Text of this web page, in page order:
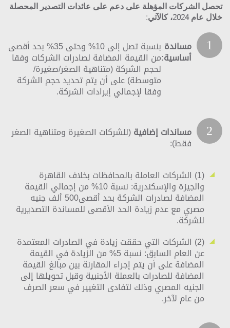
تحصل الشركات المؤهلة على دعم على عائدات التصدير المحصلة
خلال عام 2024، كالآتي:
1 مساندة
أساسية:
بنسبة تصل إلى 10% وحتى 35% بحد أقصى
من القيمة المضافة لصادرات الشركات وفقا
لحجم الشركة (متناهية الصغر/صغيرة/
متوسطة) على أن يتم تحديد حجم الشركة
وفقا لإجمالي إيرادات الشركة.
2 مساندات إضافية(للشركات الصغيرة ومتناهية الصغر
فقط):
(1) الشركات العاملة بالمحافظات بخلاف القاهرة
والجيزة والإسكندرية: نسبة 10% من إجمالي القيمة
المضافة لصادرات الشركة بحد أقصى500 ألف جنيه
مصري مع عدم زيادة الحد الأقصى للمساندة التصديرية
للشركة.
(2) الشركات التي حققت زيادة في الصادرات المعتمدة
عن العام السابق: نسبة 5% من الزيادة في القيمة
المضافة على أن يتم إجراء المقارنة بين مبالغ القيمة
المضافة للصادرات بالعملة الأجنبية وقبل تحويلها إلى
الجنيه المصري وذلك لتفادى التغيير في سعر الصرف
من عام لآخر.